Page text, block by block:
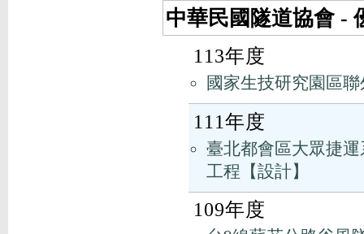
中華民國隧道協會 -
113年度
國家生技研究園區
111年度
臺北都會區大眾捷
工程【設計】
109年度